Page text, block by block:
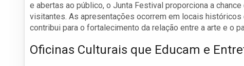
e abertas ao público, o Junta Festival proporciona a
visitantes. As apresentações ocorrem em locais históricos
contribui para o fortalecimento da relação entre a arte e o
Oficinas Culturais que Educam e